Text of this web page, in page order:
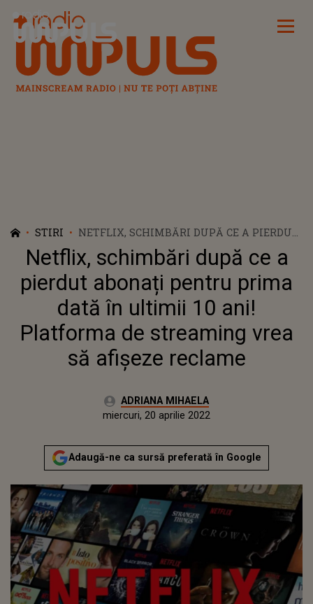
Radio Impuls
STIRI
NETFLIX, SCHIMBĂRI DUPĂ CE A PIERDUT
ABONAȚI PENTRU PRIMA DATĂ ÎN
ULTIMII 10 ANI! PLATFORMA DE
STREAMING VREA SĂ AFIŞEZE RECLAME
Netflix, schimbări după ce a
pierdut abonați pentru prima
dată în ultimii 10 ani!
Platforma de streaming vrea
să afişeze reclame
Autor:ADRIANA MIHAELA
miercuri, 20 aprilie 2022Actualizat:
miercuri, 20 aprilie 2022
Adaugă-ne ca sursă preferată în Google